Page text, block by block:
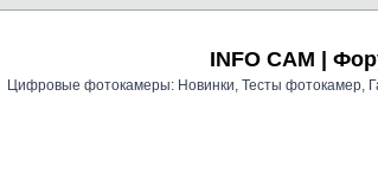
INFO CAM |
Цифровые фотокамеры: Новинки, Тесты фотокамер,